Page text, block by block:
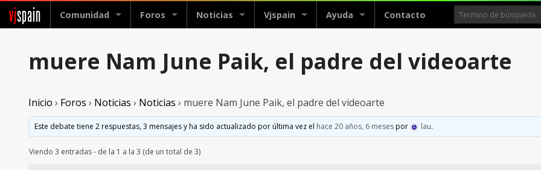
vjspain Comunidad Foros Noticias Vjspain Ayuda Contacto
muere Nam June Paik, el padre del videoarte
Inicio › Foros › Noticias › Noticias › muere Nam June Paik, el padre del videoarte
Este debate tiene 2 respuestas, 3 mensajes y ha sido actualizado por última vez el hace 20 años, 6 mesespor lau.
Viendo 3 entradas - de la 1 a la 3 (de un total de 3)